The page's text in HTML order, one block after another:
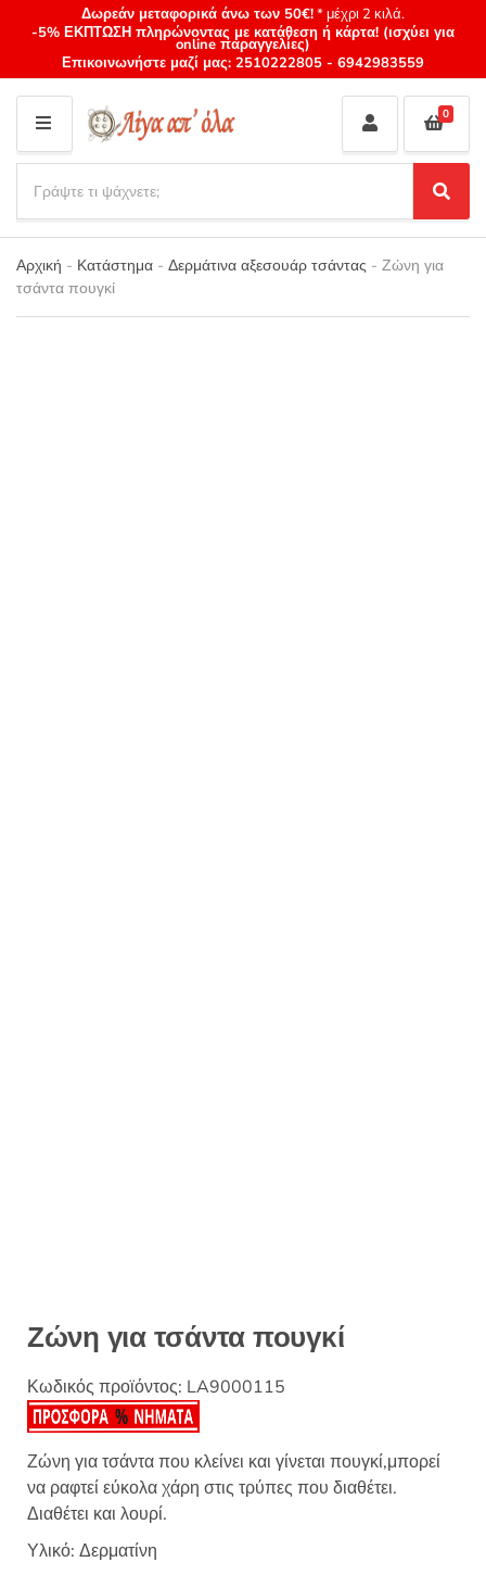
Δωρεάν μεταφορικά άνω των 50€!* μέχρι 2 κιλά.
-5% ΕΚΠΤΩΣΗ πληρώνοντας με κατάθεση ή κάρτα! (ισχύει για
online παραγγελίες)
Επικοινωνήστε μαζί μας: 2510222805 - 6942983559
M
E
N
U
Category
name
a
r
c
h
p
S
e
a
r
0
Αρχική - Κατάστημα - Δερμάτινα αξεσουάρ τσάντας - Ζώνη για
τσάντα πουγκί
Ζώνη για τσάντα πουγκί
Κωδικός προϊόντος: LA9000115
Ζώνη για τσάντα που κλείνει και γίνεται πουγκί,μπορεί
να ραφτεί εύκολα χάρη στις τρύπες που διαθέτει.
Διαθέτει και λουρί.
Υλικό: Δερματίνη